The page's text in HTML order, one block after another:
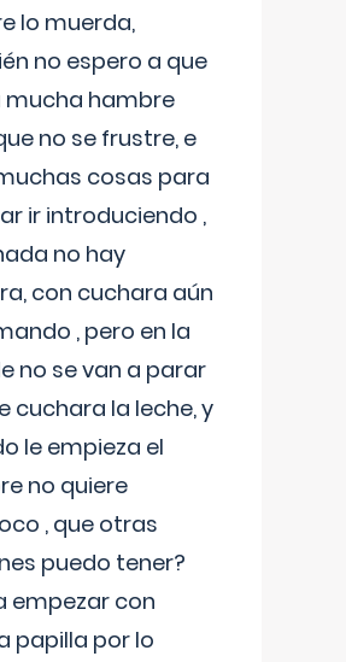
lo muerda,
no espero a que
mucha hambre
no se frustre, e
cosas para
ir introduciendo ,
no hay
con cuchara aún
, pero en la
no se van a parar
cuchara la leche, y
le empieza el
no quiere
, que otras
puedo tener?
empezar con
papilla por lo